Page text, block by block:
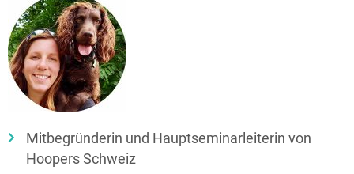
Mitbegründerin und Hauptseminarleiterin von
Hoopers Schweiz